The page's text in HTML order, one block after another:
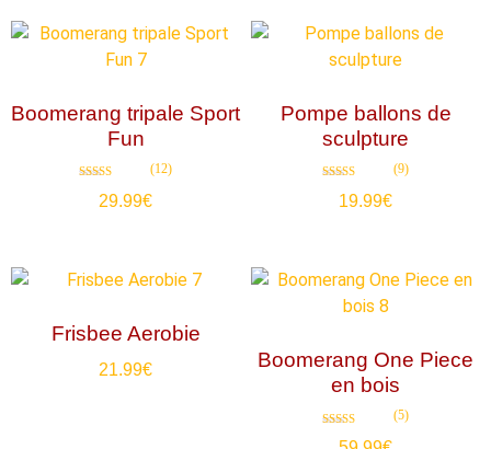
Boomerang tripale Sport
Fun
4.75
(12)
29.99€
Pompe ballons de
sculpture
4.89
(9)
19.99€
Frisbee Aerobie
21.99€
Boomerang One Piece
en bois
(5)